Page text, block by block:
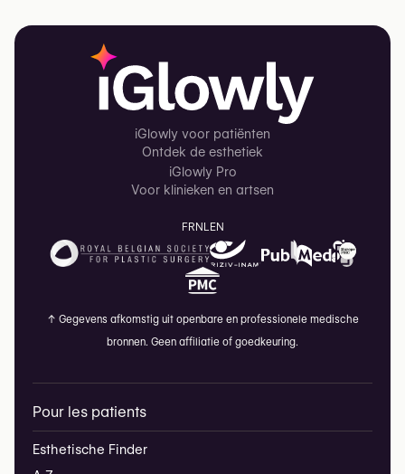
iGlowly voor patiënten
Ontdek de esthetiek
iGlowly Pro
Voor klinieken en artsen
FRNLEN
↑ Gegevens afkomstig uit openbare en professionele medische
bronnen. Geen affiliatie of goedkeuring.
Pour les patients
Esthetische Finder